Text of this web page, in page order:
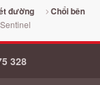
đường
Chổi bên
328